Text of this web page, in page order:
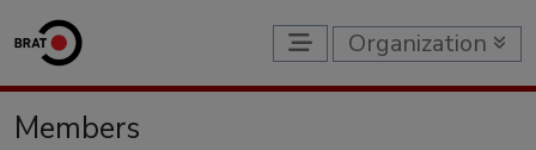
Organization
Members